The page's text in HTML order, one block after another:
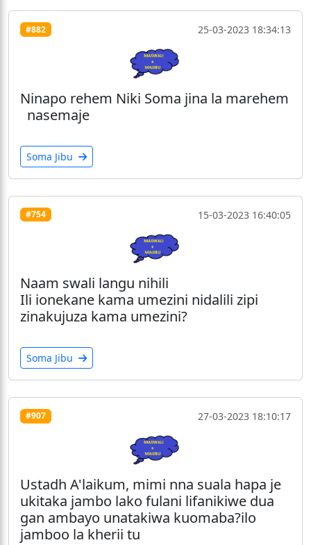
#882 25-03-2023 18:34:13
Ninapo rehem Niki Soma jina la marehem
nasemaje
Soma Jibu
#754 15-03-2023 16:40:05
Naam swali langu nihili
Ili ionekane kama umezini nidalili zipi
zinakujuza kama umezini?
Soma Jibu
#907 27-03-2023 18:10:17
Ustadh A'laikum, mimi nna suala hapa je
ukitaka jambo lako fulani lifanikiwe dua
gan ambayo unatakiwa kuomaba?ilo
jamboo la kherii tu